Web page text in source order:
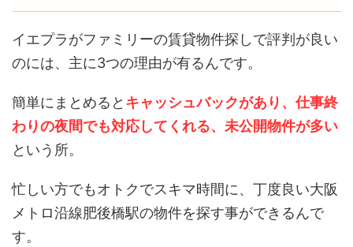
イエプラがファミリーの賃貸物件探しで評判が良い
のには、主に3つの理由が有るんです。
簡単にまとめると キャッシュバックがあり、仕事終
わりの夜間でも対応してくれる、未公開物件が多い
という所。
忙しい方でもオトクでスキマ時間に、丁度良い大阪
メトロ沿線肥後橋駅の物件を探す事ができるんで
す。